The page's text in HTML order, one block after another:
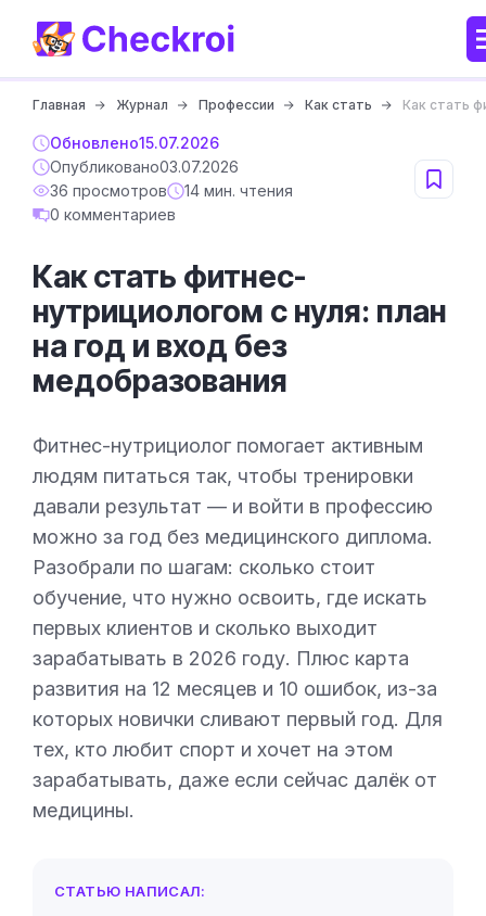
Главная Журнал Профессии Как стать Как стать
Обновлено15.07.2026
Опубликовано03.07.2026
36 просмотров
14 мин. чтения
0 комментариев
Как стать фитнес-
нутрициологом с нуля: план
на год и вход без
медобразования
Фитнес-нутрициолог помогает активным
людям питаться так, чтобы тренировки
давали результат — и войти в профессию
можно за год без медицинского диплома.
Разобрали по шагам: сколько стоит
обучение, что нужно освоить, где искать
первых клиентов и сколько выходит
зарабатывать в 2026 году. Плюс карта
развития на 12 месяцев и 10 ошибок, из-за
которых новички сливают первый год. Для
тех, кто любит спорт и хочет на этом
зарабатывать, даже если сейчас далёк от
медицины.
СТАТЬЮ НАПИСАЛ: